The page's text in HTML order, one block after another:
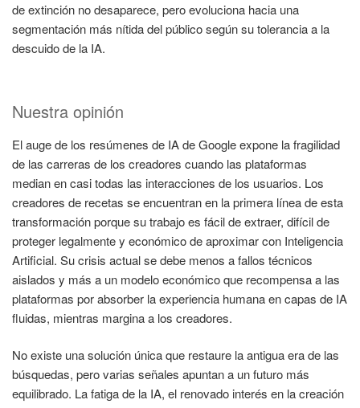
de extinción no desaparece, pero evoluciona hacia una
segmentación más nítida del público según su tolerancia a la
descuido de la IA.
Nuestra opinión
El auge de los resúmenes de IA de Google expone la fragilidad
de las carreras de los creadores cuando las plataformas
median en casi todas las interacciones de los usuarios. Los
creadores de recetas se encuentran en la primera línea de esta
transformación porque su trabajo es fácil de extraer, difícil de
proteger legalmente y económico de aproximar con Inteligencia
Artificial. Su crisis actual se debe menos a fallos técnicos
aislados y más a un modelo económico que recompensa a las
plataformas por absorber la experiencia humana en capas de IA
fluidas, mientras margina a los creadores.
No existe una solución única que restaure la antigua era de las
búsquedas, pero varias señales apuntan a un futuro más
equilibrado. La fatiga de la IA, el renovado interés en la creación